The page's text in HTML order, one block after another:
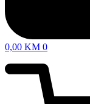
0,00 KM 0